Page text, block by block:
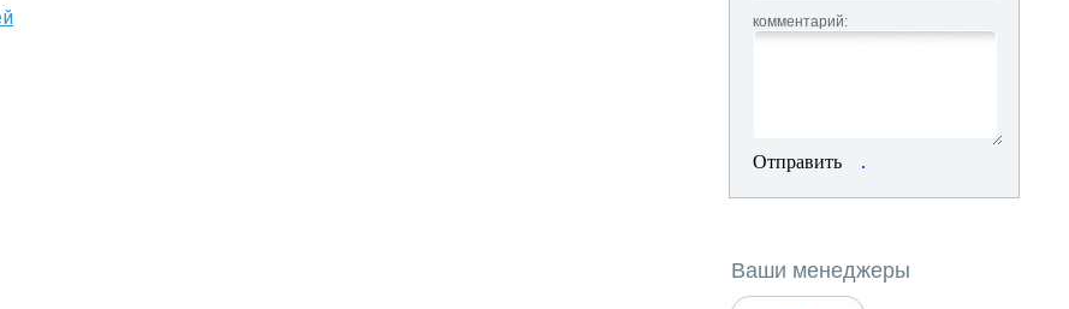
комментарий:
Отправить .
Ваши менеджеры